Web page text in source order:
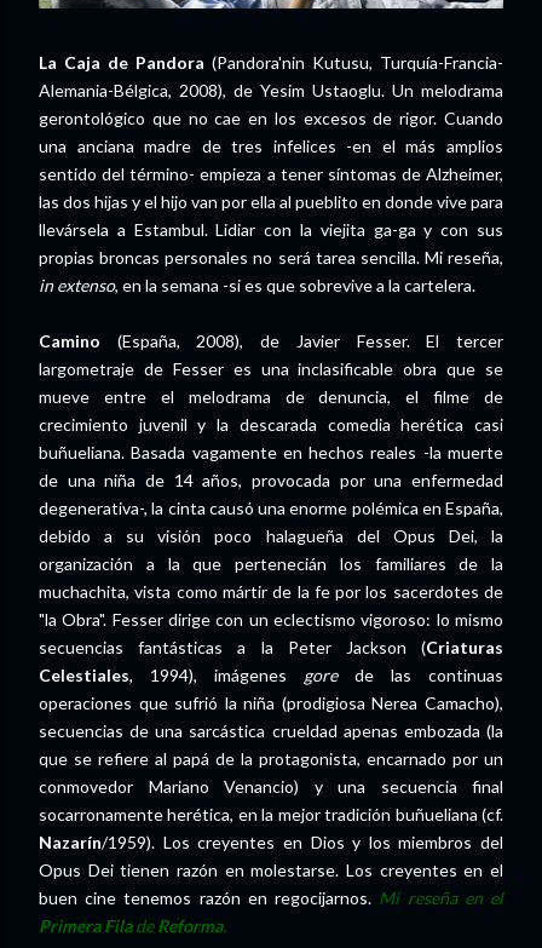
La Caja de Pandora (Pandora'nin Kutusu, Turquía-Francia-
Alemania-Bélgica, 2008), de Yesim Ustaoglu. Un melodrama
gerontológico que no cae en los excesos de rigor. Cuando
una anciana madre de tres infelices -en el más amplios
sentido del término- empieza a tener síntomas de Alzheimer,
las dos hijas y el hijo van por ella al pueblito en donde vive para
llevársela a Estambul. Lidiar con la viejita ga-ga y con sus
propias broncas personales no será tarea sencilla. Mi reseña,
in extenso, en la semana -si es que sobrevive a la cartelera.
Camino (España, 2008), de Javier Fesser. El tercer
largometraje de Fesser es una inclasificable obra que se
mueve entre el melodrama de denuncia, el filme de
crecimiento juvenil y la descarada comedia herética casi
buñueliana. Basada vagamente en hechos reales -la muerte
de una niña de 14 años, provocada por una enfermedad
degenerativa-, la cinta causó una enorme polémica en España,
debido a su visión poco halagueña del Opus Dei, la
organización a la que pertenecián los familiares de la
muchachita, vista como mártir de la fe por los sacerdotes de
"la Obra". Fesser dirige con un eclectismo vigoroso: lo mismo
secuencias fantásticas a la Peter Jackson (Criaturas
Celestiales, 1994), imágenes gorede las continuas
operaciones que sufrió la niña (prodigiosa Nerea Camacho),
secuencias de una sarcástica crueldad apenas embozada (la
que se refiere al papá de la protagonista, encarnado por un
conmovedor Mariano Venancio) y una secuencia final
socarronamente herética, en la mejor tradición buñueliana (cf.
Nazarín/1959). Los creyentes en Dios y los miembros del
Opus Dei tienen razón en molestarse. Los creyentes en el
buen cine tenemos razón en regocijarnos. Mi reseña en el
Primera FiladeReforma.